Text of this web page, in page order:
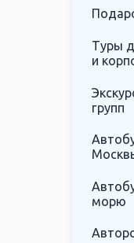
Туры
и
групп
морю